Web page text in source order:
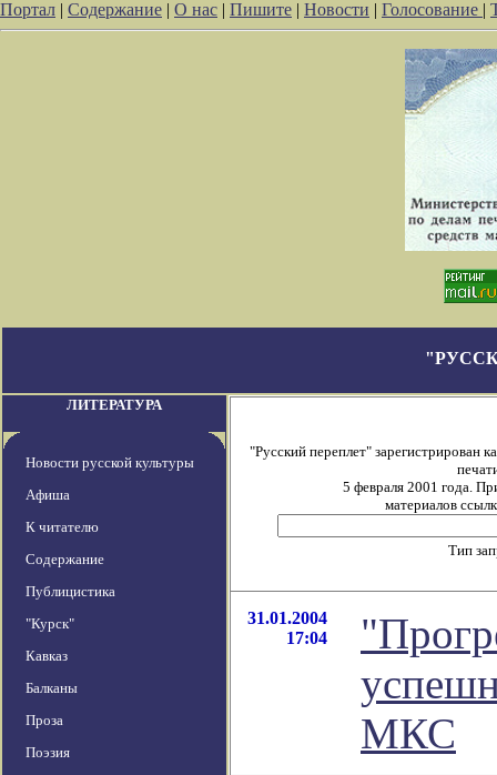
Портал | Содержание | О нас | Пишите | Новости | Голосование |
ЛИТЕРАТУРА
Новости русской культуры
Афиша
К читателю
Содержание
Публицистика
"Курск"
Кавказ
Балканы
Проза
Поэзия
"Русский переплет" зарегистрирован
5 февраля 2001 года.
материалов
Тип
31.01.2004
17:04
МКС